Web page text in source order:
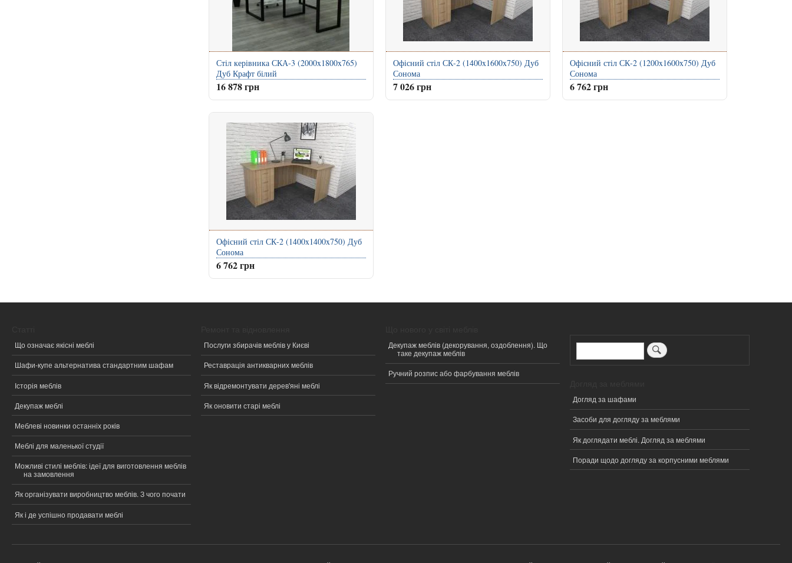
Стіл керівника СКА-3 (2000x1800x765)
Дуб Крафт білий
16 878 грн
Офісний стіл СК-2 (1400x1600x750) Дуб
Сонома
7 026 грн
Офісний стіл СК-2 (1200x1600x750) Дуб
Сонома
6 762 грн
Офісний стіл СК-2 (1400x1400x750) Дуб
Сонома
6 762 грн
Що означає якісні меблі
Шафи-купе альтернатива стандартним шафам
Історія меблів
Декупаж меблі
Меблеві новинки останніх років
Меблі для маленької студії
Можливі стилі меблів: ідеї для виготовлення меблів
на замовлення
Як організувати виробництво меблів. З чого почати
Як і де успішно продавати меблі
Послуги збирачів меблів у Києві
Реставрація антикварних меблів
Як відремонтувати дерев'яні меблі
Як оновити старі меблі
Декупаж меблів (декорування, оздоблення). Що
таке декупаж меблів
Ручний розпис або фарбування меблів
Пошук
Догляд за шафами
Засоби для догляду за меблями
Як доглядати меблі. Догляд за меблями
Поради щодо догляду за корпусними меблями